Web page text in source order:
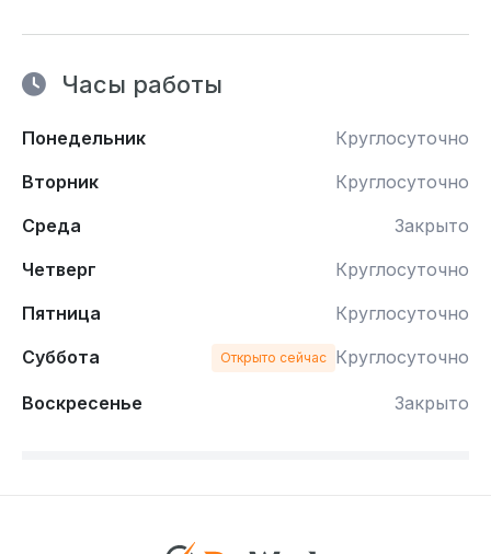
Часы работы
Понедельник
Круглосуточно
Вторник
Круглосуточно
Среда
Закрыто
Четверг
Круглосуточно
Пятница
Круглосуточно
Суббота
Открыто сейчас Круглосуточно
Воскресенье Закрыто